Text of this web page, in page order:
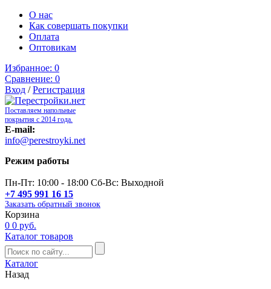
О нас
Как совершать покупки
Оплата
Оптовикам
Избранное: 0
Сравнение: 0
Вход /Регистрация
Поставляем напольные
покрытия с 2014 года.
E-mail:
info@perestroyki.net
Режим работы
Пн-Пт: 10:00 - 18:00 Сб-Вс: Выходной
+7 495 991 16 15
Заказать обратный звонок
Корзина
0 0 руб.
Каталог товаров
Каталог
Назад